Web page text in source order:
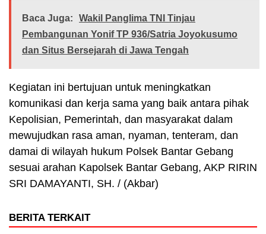
Baca Juga:
Wakil Panglima TNI Tinjau
Pembangunan Yonif TP 936/Satria Joyokusumo
dan Situs Bersejarah di Jawa Tengah
Kegiatan ini bertujuan untuk meningkatkan
komunikasi dan kerja sama yang baik antara pihak
Kepolisian, Pemerintah, dan masyarakat dalam
mewujudkan rasa aman, nyaman, tenteram, dan
damai di wilayah hukum Polsek Bantar Gebang
sesuai arahan Kapolsek Bantar Gebang, AKP RIRIN
SRI DAMAYANTI, SH. / (Akbar)
BERITA TERKAIT